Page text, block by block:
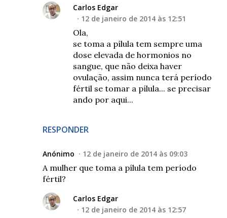
RESPONDER
Carlos Edgar
12 de janeiro de 2014 às 12:51
Ola,
se toma a pílula tem sempre uma
dose elevada de hormonios no
sangue, que não deixa haver
ovulação, assim nunca terá período
fértil se tomar a pílula... se precisar
ando por aqui...
Anónimo 12 de janeiro de 2014 às 09:03
A mulher que toma a pílula tem período
fértil?
Carlos Edgar
12 de janeiro de 2014 às 12:57